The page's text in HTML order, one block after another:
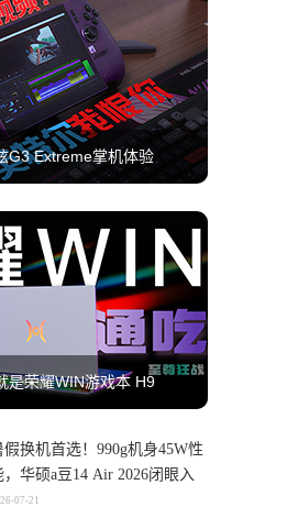
G3 Extreme掌机体验
是荣耀WIN游戏本 H9
假换机首选！990g机身45W性
，华硕a豆14 Air 2026闭眼入
07-21